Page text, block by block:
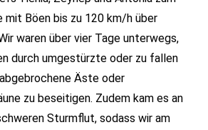
mit Böen bis zu 120 km/h über
waren über vier Tage unterwegs,
durch umgestürzte oder zu fallen
Äste oder
zu beseitigen. Zudem kam es an
Sturmflut, sodass wir am